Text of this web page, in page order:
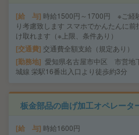
給 与 時給1500円～1700円 ※ご経
り考慮致します スマホでかんたんに前
け取れます（※上限、条件あり）
交通費 交通費全額支給（規定あり）
勤務地 愛知県名古屋市中区 市営地
城線 栄駅16番出入口より徒歩約3分
板金部品の曲げ加工オペレー
給 与 時給1600円